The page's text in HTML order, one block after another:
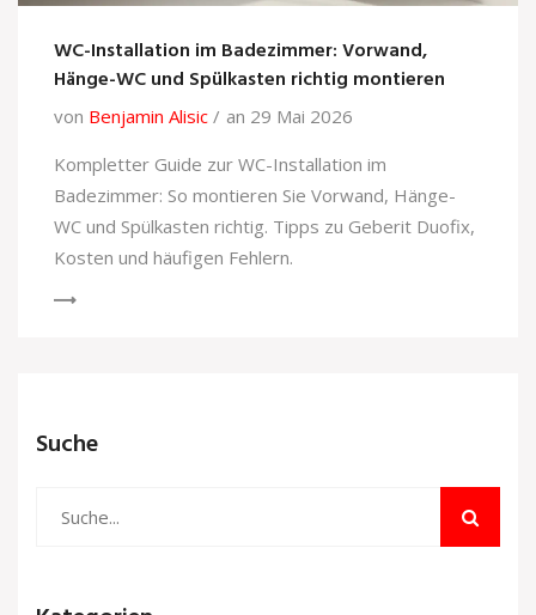
WC-Installation im Badezimmer: Vorwand,
Hänge-WC und Spülkasten richtig montieren
von Benjamin Alisic
an 29 Mai 2026
Kompletter Guide zur WC-Installation im
Badezimmer: So montieren Sie Vorwand, Hänge-
WC und Spülkasten richtig. Tipps zu Geberit Duofix,
Kosten und häufigen Fehlern.
Suche